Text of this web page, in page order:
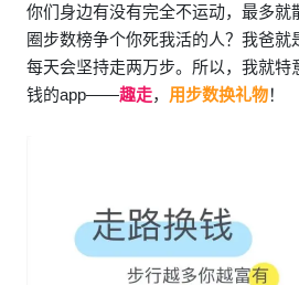
你们身边有没有完全不运动，最多就
圈步数榜争个你死我活的人？我爸就
每天会坚持走两万步。所以，我就特
钱的app——趣走， 用步数换礼物！